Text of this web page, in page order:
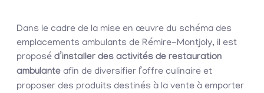
Dans le cadre de la mise en œuvre du schéma des
emplacements ambulants de Rémire-Montjoly, il est
proposé d’installer des activités de restauration
ambulante afin de diversifier l’offre culinaire et
proposer des produits destinés à la vente à emporter